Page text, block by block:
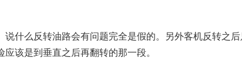
什么反转油路会有问题完全是假的。另外客机反转之
该是到垂直之后再翻转的那一段。